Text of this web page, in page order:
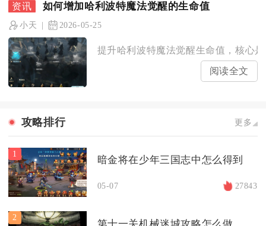
如何增加哈利波特魔法觉醒的生命值
小天 2026-05-25
提升哈利波特魔法觉醒生命值，核心
阅读全文
攻略排行 更多
1
暗金将在少年三国志中怎么得到
05-07 27843
2
第十一关机械迷城攻略怎么做